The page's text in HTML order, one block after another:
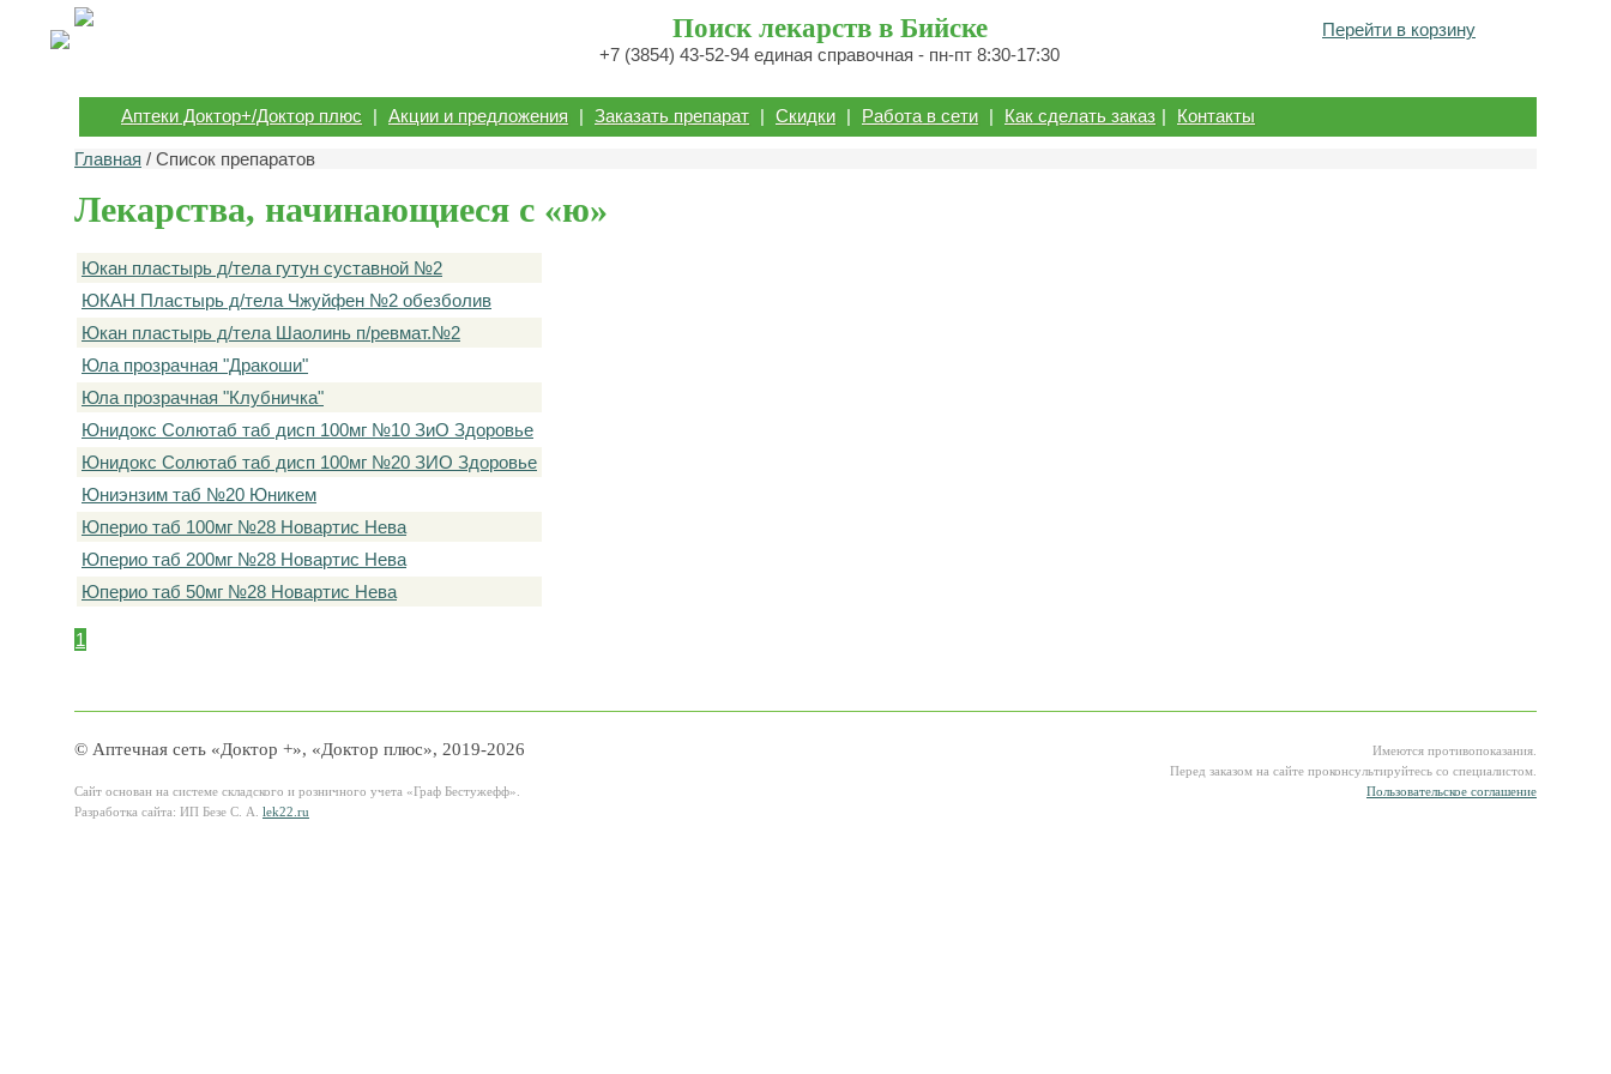
Поиск лекарств в Бийске
+7 (3854) 43-52-94 единая справочная - пн-пт 8:30-17:30
Перейти в корзину
Аптеки Доктор+/Доктор плюс | Акции и предложения | Заказать препарат | Скидки | Работа в сети | Как сделать заказ | Контакты
Главная / Список препаратов
Лекарства, начинающиеся с «ю»
Юкан пластырь д/тела гутун суставной №2
ЮКАН Пластырь д/тела Чжуйфен №2 обезболив
Юкан пластырь д/тела Шаолинь п/ревмат.№2
Юла прозрачная "Дракоши"
Юла прозрачная "Клубничка"
Юнидокс Солютаб таб дисп 100мг №10 ЗиО Здоровье
Юнидокс Солютаб таб дисп 100мг №20 ЗИО Здоровье
Юниэнзим таб №20 Юникем
Юперио таб 100мг №28 Новартис Нева
Юперио таб 200мг №28 Новартис Нева
Юперио таб 50мг №28 Новартис Нева
1
© Аптечная сеть «Доктор +», «Доктор плюс», 2019-2026
Сайт основан на системе складского и розничного учета «Граф Бестужефф».
Разработка сайта: ИП Безе С. А. lek22.ru
Имеются противопоказания.
Перед заказом на сайте проконсультируйтесь со специалистом.
Пользовательское соглашение